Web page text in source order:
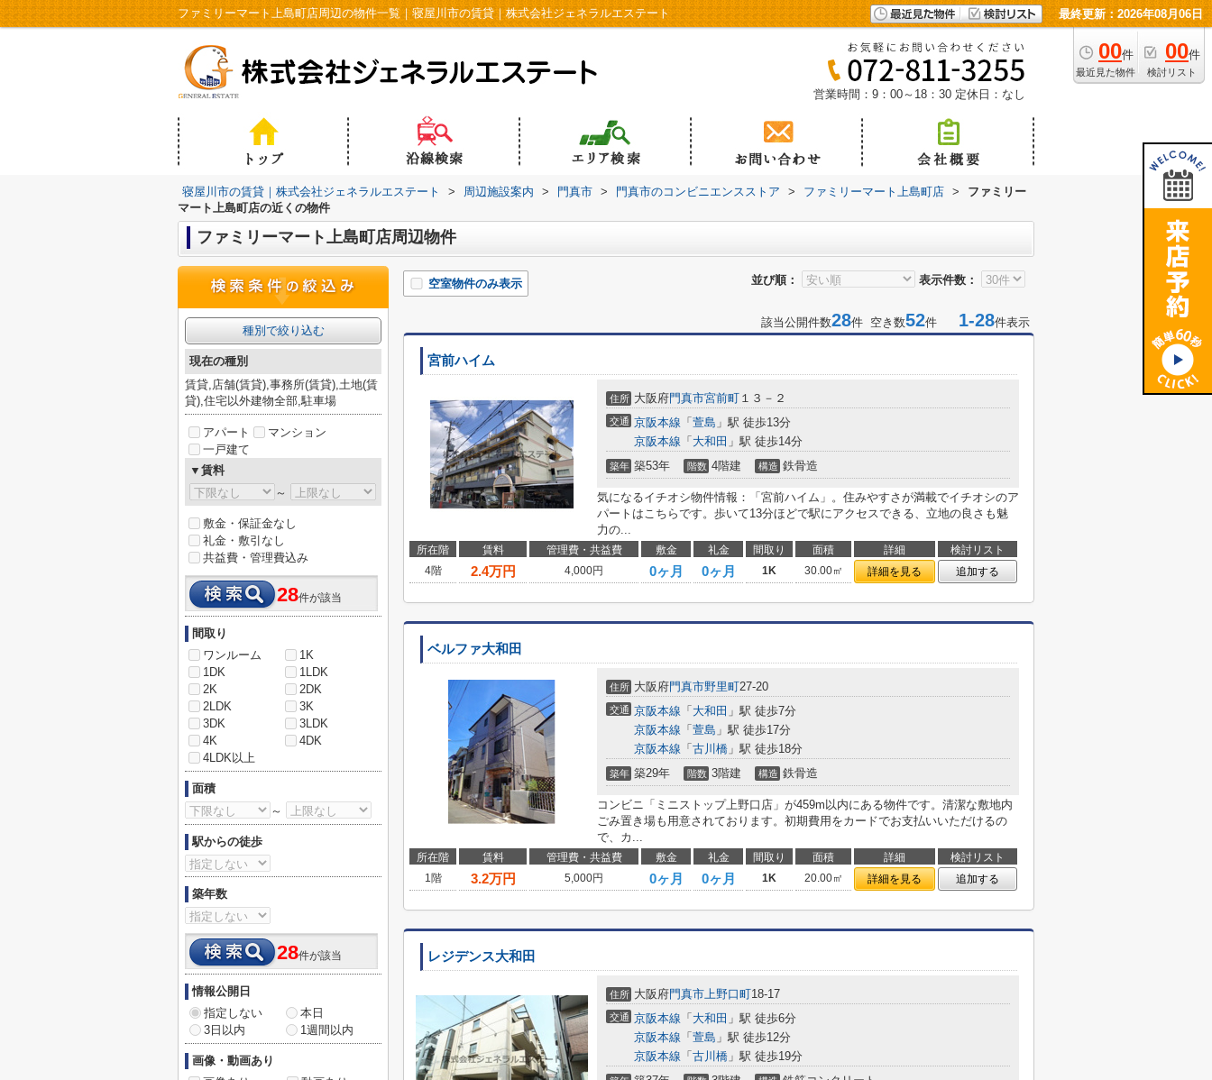
ファミリーマート上島町店周辺の物件一覧｜寝屋川市の賃貸｜株式会社ジェネラルエステート 最終更新：2026年08月06日
00件
最近見た物件
00件
検討リスト
営業時間：9：00～18：30 定休日：なし
寝屋川市の賃貸｜株式会社ジェネラルエステート > 周辺施設案内 > 門真市 > 門真市のコンビニエンスストア > ファミリーマート上島町店 >
ファミリー
マート上島町店の近くの物件
ファミリーマート上島町店周辺物件
並び順： 表示件数：
空室物件のみ表示
該当公開件数28件 空き数52件 1-28件表示
宮前ハイム
住所 大阪府門真市宮前町 １３－２
交通 京阪本線 「 萱島 」駅 徒歩13分
京阪本線 「 大和田 」駅 徒歩14分
築年 築53年 階数 4階建 構造 鉄骨造
気になるイチオシ物件情報：「宮前ハイム」。住みやすさが満載でイチオシのア
パートはこちらです。歩いて13分ほどで駅にアクセスできる、立地の良さも魅
力の...
所在階 賃料 管理費・共益費 敷金 礼金 間取り 面積 詳細
検討リスト
4階
2.4万円 4,000円 0ヶ月 0ヶ月 1K 30.00㎡ 詳細を見る 追加する
ベルファ大和田
住所 大阪府門真市野里町27-20
交通 京阪本線 「 大和田 」駅 徒歩7分
京阪本線 「 萱島 」駅 徒歩17分
京阪本線 「 古川橋 」駅 徒歩18分
築年 築29年 階数 3階建 構造 鉄骨造
コンビニ「ミニストップ上野口店」が459m以内にある物件です。清潔な敷地内
ごみ置き場も用意されております。初期費用をカードでお支払いいただけるの
で、カ...
所在階 賃料 管理費・共益費 敷金 礼金 間取り 面積 詳細
検討リスト
1階
3.2万円 5,000円 0ヶ月 0ヶ月 1K 20.00㎡ 詳細を見る 追加する
レジデンス大和田
住所 大阪府門真市上野口町18-17
交通 京阪本線 「 大和田 」駅 徒歩6分
京阪本線 「 萱島 」駅 徒歩12分
京阪本線 「 古川橋 」駅 徒歩19分
種別で絞り込む
現在の種別
賃貸,店舗(賃貸),事務所(賃貸),土地(賃
貸),住宅以外建物全部,駐車場
アパート
マンション
一戸建て
▼賃料
～
敷金・保証金なし
礼金・敷引なし
共益費・管理費込み
28件が該当
間取り
ワンルーム
1K
1DK
1LDK
2K
2DK
2LDK
3K
3DK
3LDK
4K
4DK
4LDK以上
面積
～
駅からの徒歩
築年数
28件が該当
情報公開日
指定しない
本日
3日以内
1週間以内
画像・動画あり